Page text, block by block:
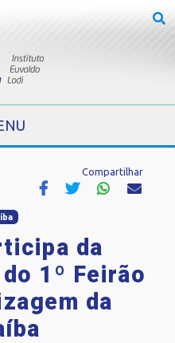
Compartilhar
da
1º Feirão
da